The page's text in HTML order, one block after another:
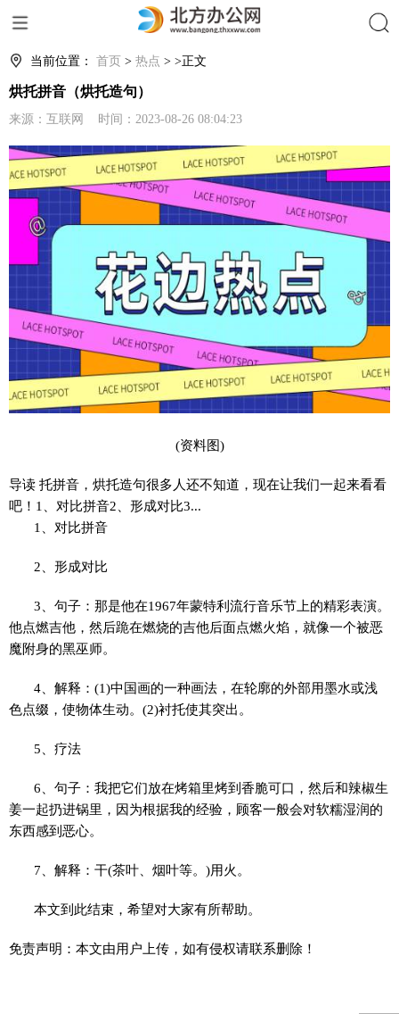
当前位置： 首页 > 热点 > >正文
烘托拼音（烘托造句）
来源：互联网 时间：2023-08-26 08:04:23
(资料图)
导读 托拼音，烘托造句很多人还不知道，现在让我们一起来看看
吧！1、对比拼音2、形成对比3...
1、对比拼音
2、形成对比
3、句子：那是他在1967年蒙特利流行音乐节上的精彩表演。
他点燃吉他，然后跪在燃烧的吉他后面点燃火焰，就像一个被恶
魔附身的黑巫师。
4、解释：(1)中国画的一种画法，在轮廓的外部用墨水或浅
色点缀，使物体生动。(2)衬托使其突出。
5、疗法
6、句子：我把它们放在烤箱里烤到香脆可口，然后和辣椒生
姜一起扔进锅里，因为根据我的经验，顾客一般会对软糯湿润的
东西感到恶心。
7、解释：干(茶叶、烟叶等。)用火。
本文到此结束，希望对大家有所帮助。
免责声明：本文由用户上传，如有侵权请联系删除！